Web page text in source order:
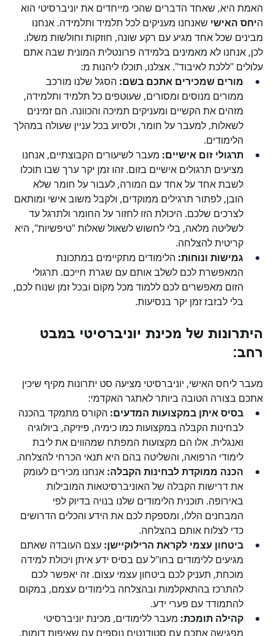
האמת היא, שאחד הדברים שהכי מייחדים את יוניברסיטי הוא
היחס האישי שאנחנו מעניקים לכל תלמיד ותלמידה. אנחנו
מבינים שכל אחד מגיע עם רקע שונה, חוזקות וחולשות משלו.
לכן, אנחנו לא מאמינים בלמידה פרונטלית המונית שבה אתם
עלולים "ללכת לאיבוד". אצלנו, תוכלו ליהנות מ:
מורים שמכירים אתכם בשם: הסגל שלנו מורכב
ממורים מנוסים ומסורים, שעוטפים כל תלמיד ותלמידה,
מזהים את הקשיים ומעניקים תמיכה והכוונה. הם זמינים
לשאלות, למעבר על חומר, ולסיוע בכל עניין שעולה במהלך
הלימודים.
תרגולי זום אישיים: מעבר לשיעורים הקבוצתיים, אנחנו
מציעים תרגולים אישיים בזום. זהו זמן יקר ערך שבו תוכלו
לשבת אחד על אחד עם המורה, לעבור על חומר שלא
הובן, לפתור תרגילים ממוקדים, ולקבל משוב אישי ומותאם
לצרכים שלכם. היכולת הזו לחזור על החומר ולתרגל עד
לשליטה מלאה, בלי לחשוש לשאול שאלות "טיפשיות", היא
קריטית להצלחה.
גמישות ונוחות: הלימודים מתקיימים במתכונת
המאפשרת לכם לשלב אותם עם שגרת חייכם. תרגולי
הזום מאפשרים לכם ללמוד מכל מקום ובכל זמן שנוח לכם,
בלי לבזבז זמן יקר בנסיעות.
היתרונות של מכינת יוניברסיטי במבט
רחב:
מעבר ליחס האישי, יוניברסיטי מציעה סט יתרונות מקיף שיכין
אתכם בצורה הטובה ביותר לאתגר האקדמי:
בסיס איתן במקצועות המדעים: הקורס מתמקד בהכנה
לבחינות הקבלה במקצועות כמו כימיה, פיזיקה, ביולוגיה
ואנגלית. אלו הם מקצועות המפתח שמהווים את ליבת
לימודי הרפואה, והשליטה בהם היא תנאי הכרחי להצלחה.
הכנה ממוקדת לבחינות הקבלה: אנחנו מכירים לעומק
את דרישות הקבלה של האוניברסיטאות המובילות
באירופה. תוכנית הלימודים שלנו בנויה בדיוק לפי
המבחנים הללו, ומספקת לכם את הידע והכלים הדרושים
כדי לצלוח אותם בהצלחה.
ביטחון עצמי לקראת הרילוקיישן: עצם העובדה שאתם
מגיעים ללימודים בחו"ל עם בסיס ידע איתן ויכולת למידה
מוכחת, תעניק לכם ביטחון עצמי עצום. זה יאפשר לכם
להתרכז בהתאקלמות ובהצלחה בלימודים עצמם, במקום
להתמודד עם פערי ידע.
קהילה תומכת: מעבר ללימודים, מכינת יוניברסיטי
מפגישה אתכם עם סטודנטים נוספים עם שאיפות דומות.